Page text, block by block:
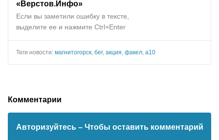
«Верстов.Инфо»
Если вы заметили ошибку в тексте,
выделите ее и нажмите Ctrl+Enter
Теги новости: магнитогорск, бег, акция, факел, а10
Комментарии
Авторизуйтесь – Чтобы оставить комментарий